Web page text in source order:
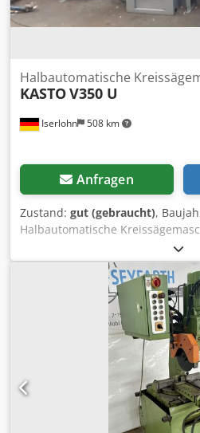
Iserlohn 508 km
Halbautomatische
KASTOV350 U
Anfragen
Zustand: gut (gebraucht),
Halbautomatische
Type:V350 U Bj.1998 mit
Anschlag Sägeblatt dm.350mm
Pneumatischer spannstock und
Maschine wenig Gebraucht im